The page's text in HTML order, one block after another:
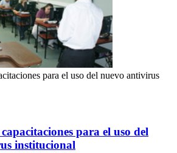
para el uso del nuevo antivirus
para el uso del
institucional